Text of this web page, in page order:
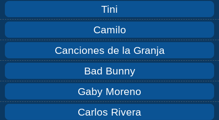
Tini
Camilo
Canciones de la Granja
Bad Bunny
Gaby Moreno
Carlos Rivera